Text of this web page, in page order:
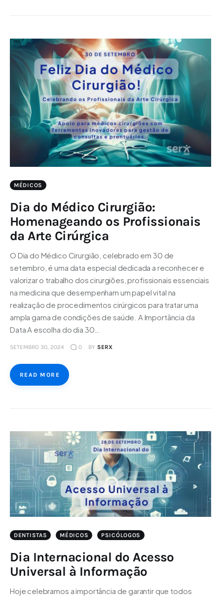
MÉDICOS
Dia do Médico Cirurgião:
Homenageando os Profissionais
da Arte Cirúrgica
O Dia do Médico Cirurgião, celebrado em 30 de
setembro, é uma data especial dedicada a reconhecer e
valorizar o trabalho dos cirurgiões, profissionais essenciais
na medicina que desempenham um papel vital na
realização de procedimentos cirúrgicos para tratar uma
ampla gama de condições de saúde. A Importância da
Data A escolha do dia 30…
SETEMBRO 30, 2024 0 BY SERX
READ MORE
DENTISTAS MÉDICOS PSICÓLOGOS
Dia Internacional do Acesso
Universal à Informação
Hoje celebramos a importância de garantir que todos